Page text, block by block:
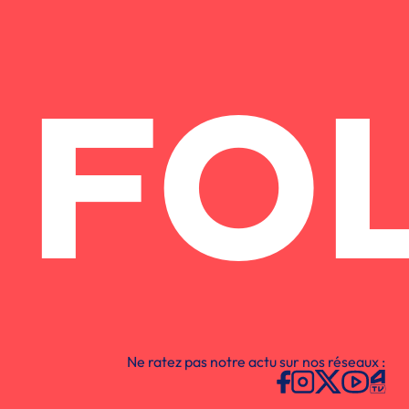
Ne ratez pas notre actu sur nos réseaux :